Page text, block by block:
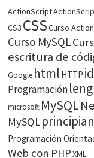
ActionScript
CS3 CSSCurso
Curso MySQL
escritura de
Google html HTTP
Programación
microsoft MySQL
MySQL
Programación
Web con PHPXML